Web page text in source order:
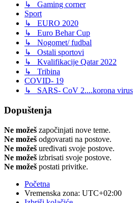
↳ Gaming corner
Sport
↳ EURO 2020
↳ Euro Behar Cup
↳ Nogomet/ fudbal
↳ Ostali sportovi
↳ Kvalifikacije Qatar 2022
↳ Tribina
COVID- 19
↳ SARS- CoV 2....korona virus
Dopuštenja
Ne možeš započinjati nove teme.
Ne možeš odgovarati na postove.
Ne možeš uređivati svoje postove.
Ne možeš izbrisati svoje postove.
Ne možeš postati privitke.
Početna
Vremenska zona: UTC+02:00